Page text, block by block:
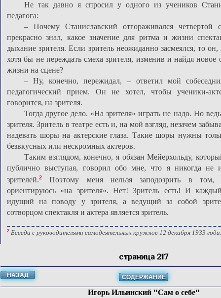
Не так давно я спросил у одного из учеников
педагога:
– Почему Станиславский отгораживался четвертой
прекрасно знал, какое значение для ритма и жизни
дыхание зрителя. Если зритель неожиданно засмеялся, то
хотя бы не переждать смеха зрителя, изменив и найдя новое
жизни на сцене?
– Ну, конечно, пережидал, – ответил мой
педагогический прием. Он не хотел, чтобы ученики-
говорится, на зрителя.
Тогда другое дело. «На зрителя» играть не надо. Но
зрителя. Зритель в театре есть и, на мой взгляд, незачем
надевать шоры на актерские глаза. Такие шоры нужны
безвкусных или нескромных актеров.
Таким взглядом, конечно, я обязан Мейерхольду,
публично выступая, говорил обо мне, что я никогда не
зрителей.2
Поэтому меня нельзя заподозрить в
ориентируюсь «на зрителя». Нет! Зритель есть! И
идущий на поводу у зрителя, а ведущий за собой
сотворцом спектакля и актера является зритель.
2 Беседа с руководителями самодеятельных кружков 12 декабря 1933 года.
страница 217
НАЗАД СОДЕРЖАНИЕ
Игорь Ильинский "Сам о себе"